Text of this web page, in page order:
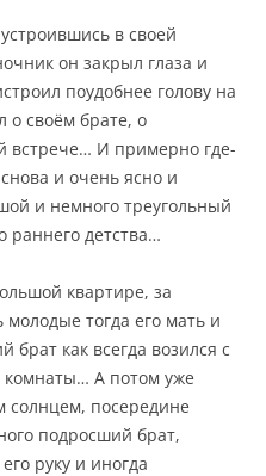
в своей
он закрыл глаза и
поудобнее голову на
о своём брате, о
встрече… И примерно где-
и очень ясно и
и немного треугольный
раннего детства…
квартире, за
тогда его мать и
брат как всегда возился с
комнаты… А потом уже
посередине
подросший брат,
руку и иногда